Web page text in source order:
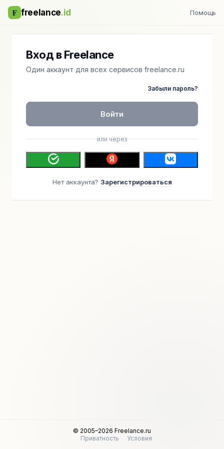
F freelance.id Помощь
Вход в Freelance
Один аккаунт для всех сервисов freelance.ru
Забыли пароль?
Войти
или через
Нет аккаунта? Зарегистрироваться
© 2005–2026 Freelance.ru
Приватность
Условия